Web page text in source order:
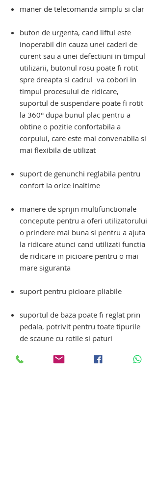
maner de telecomanda simplu si clar
buton de urgenta, cand liftul este
inoperabil din cauza unei caderi de
curent sau a unei defectiuni in timpul
utilizarii, butonul rosu poate fi rotit
spre dreapta si cadrul va cobori in
timpul procesului de ridicare,
suportul de suspendare poate fi rotit
la 360° dupa bunul plac pentru a
obtine o pozitie confortabila a
corpului, care este mai convenabila si
mai flexibila de utilizat
suport de genunchi reglabila pentru
confort la orice inaltime
manere de sprijin multifunctionale
concepute pentru a oferi utilizatorului
o prindere mai buna si pentru a ajuta
la ridicare atunci cand utilizati functia
de ridicare in picioare pentru o mai
mare siguranta
suport pentru picioare pliabile
suportul de baza poate fi reglat prin
pedala, potrivit pentru toate tipurile
de scaune cu rotile si paturi
rotile din spate sunt dotate cu frana